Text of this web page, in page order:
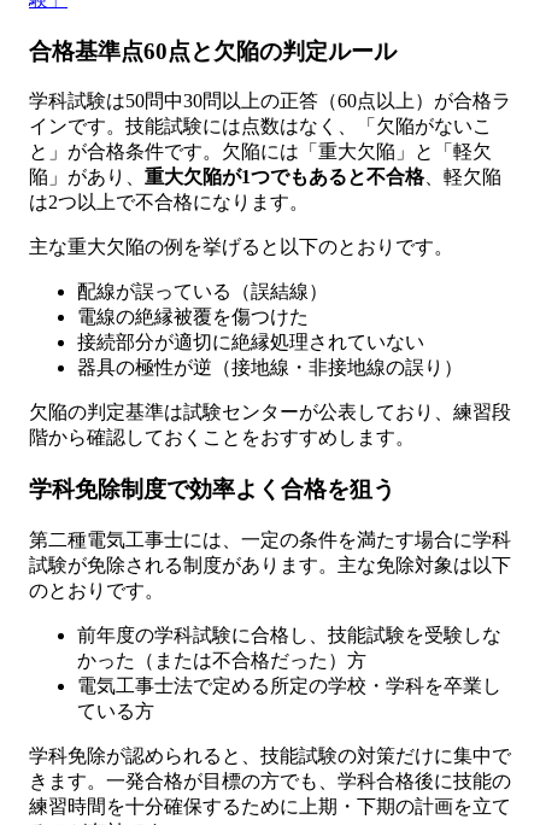
合格基準点60点と欠陥の判定ルール
学科試験は50問中30問以上の正答（60点以上）が合格ラ
インです。技能試験には点数はなく、「欠陥がないこ
と」が合格条件です。欠陥には「重大欠陥」と「軽欠
陥」があり、 重大欠陥が1つでもあると不合格、軽欠陥
は2つ以上で不合格になります。
主な重大欠陥の例を挙げると以下のとおりです。
配線が誤っている（誤結線）
電線の絶縁被覆を傷つけた
接続部分が適切に絶縁処理されていない
器具の極性が逆（接地線・非接地線の誤り）
欠陥の判定基準は試験センターが公表しており、練習段
階から確認しておくことをおすすめします。
学科免除制度で効率よく合格を狙う
第二種電気工事士には、一定の条件を満たす場合に学科
試験が免除される制度があります。主な免除対象は以下
のとおりです。
前年度の学科試験に合格し、技能試験を受験しな
かった（または不合格だった）方
電気工事士法で定める所定の学校・学科を卒業し
ている方
学科免除が認められると、技能試験の対策だけに集中で
きます。一発合格が目標の方でも、学科合格後に技能の
練習時間を十分確保するために上期・下期の計画を立て